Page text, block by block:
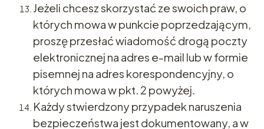
Jeżeli chcesz skorzystać ze swoich praw, o
których mowa w punkcie poprzedzającym,
proszę przesłać wiadomość drogą poczty
elektronicznej na adres e-mail lub w formie
pisemnej na adres korespondencyjny, o
których mowa w pkt. 2 powyżej.
Każdy stwierdzony przypadek naruszenia
bezpieczeństwa jest dokumentowany, a w